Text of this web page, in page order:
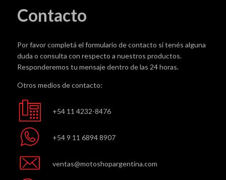
Contacto
Por favor completá el formulario de contacto si tenés alguna
duda o consulta con respecto a nuestros productos.
Responderemos tu mensaje dentro de las 24 horas.
Otros medios de contacto:
+54 11 4232-8476
+54 9 11 6894 8907
ventas@motoshopargentina.com